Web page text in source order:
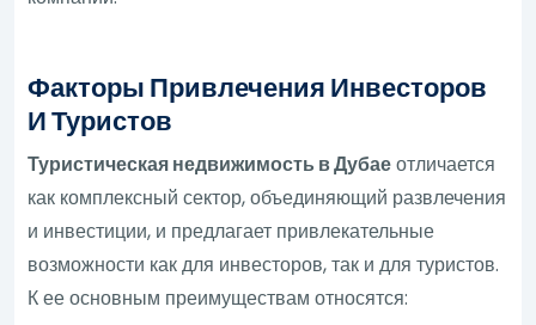
Факторы Привлечения Инвесторов
И Туристов
Туристическая недвижимость в Дубаеотличается
как комплексный сектор, объединяющий развлечения
и инвестиции, и предлагает привлекательные
возможности как для инвесторов, так и для туристов.
К ее основным преимуществам относятся: